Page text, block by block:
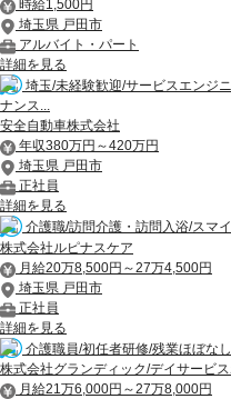
時給1,500円
埼玉県 戸田市
アルバイト・パート
詳細を見る
埼玉/未経験歓迎/サービスエンジ
ナンス...
安全自動車株式会社
年収380万円～420万円
埼玉県 戸田市
正社員
詳細を見る
介護職/訪問介護・訪問入浴/スマ
株式会社ルピナスケア
月給20万8,500円～27万4,500円
埼玉県 戸田市
正社員
詳細を見る
介護職員/初任者研修/残業ほぼな
株式会社グランディック/デイサービ
月給21万6,000円～27万8,000円